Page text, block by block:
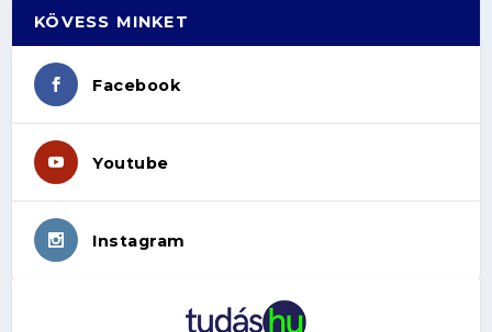
KÖVESS MINKET
Facebook
Youtube
Instagram